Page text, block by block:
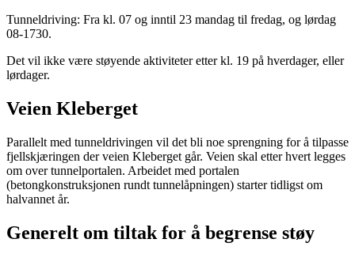
Tunneldriving: Fra kl. 07 og inntil 23 mandag til fredag, og lørdag
08-1730.
Det vil ikke være støyende aktiviteter etter kl. 19 på hverdager, eller
lørdager.
Veien Kleberget
Parallelt med tunneldrivingen vil det bli noe sprengning for å tilpasse
fjellskjæringen der veien Kleberget går. Veien skal etter hvert legges
om over tunnelportalen. Arbeidet med portalen
(betongkonstruksjonen rundt tunnelåpningen) starter tidligst om
halvannet år.
Generelt om tiltak for å begrense støy